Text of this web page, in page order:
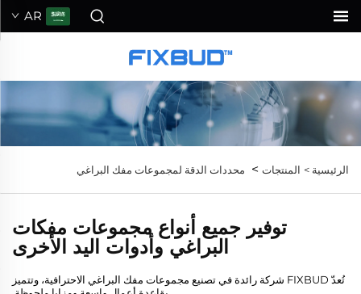
AR
الرئيسية > المنتجات > محددات الدقة لمجموعات مفك البراغي
توفير جميع أنواع مجموعات مفكات
البراغي وأدوات اليد الأخرى
تُعدّ FIXBUD شركة رائدة في تصنيع مجموعات مفك البراغي الاحترافية، وتتميز